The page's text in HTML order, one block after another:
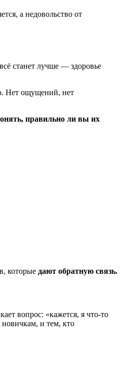
а недовольство от
станет лучше — здоровье
Нет ощущений, нет
правильно ли вы их
которые дают обратную связь.
вопрос: «кажется, я что-то
и тем, кто